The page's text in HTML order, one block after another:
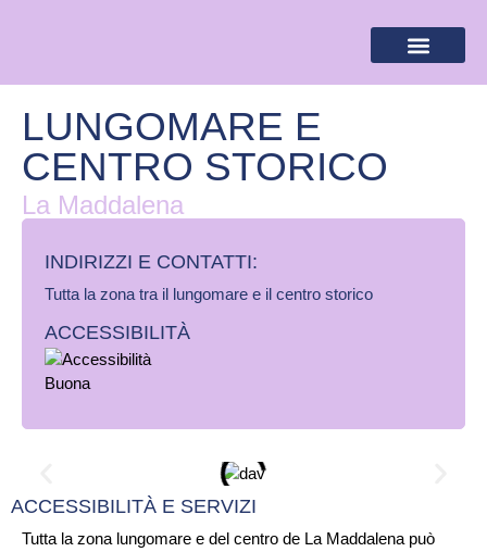
LUNGOMARE E
CENTRO STORICO
La Maddalena
INDIRIZZI E CONTATTI:​
Tutta la zona tra il lungomare e il centro storico
ACCESSIBILITÀ
Tutta la zona lungomare e del centro de La Maddalena può
ACCESSIBILITÀ E SERVIZI